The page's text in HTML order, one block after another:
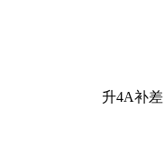
升4A补差